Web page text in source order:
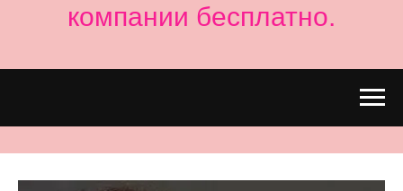
компании бесплатно.